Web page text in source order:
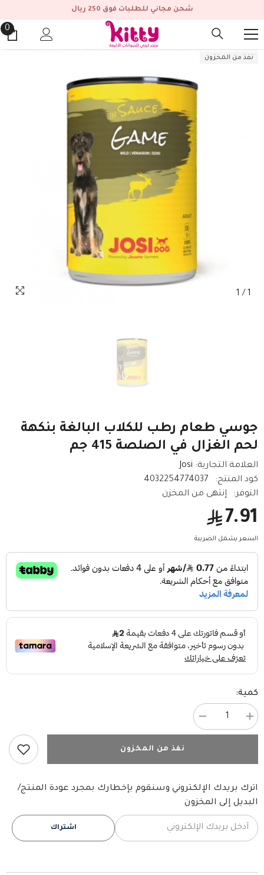
شحن مجاني للطلبات فوق 250 ريال
0
0
نفذ من المخزون
1
/
1
جوسي طعام رطب للكلاب البالغة بنكهة
لحم الغزال في الصلصة 415 جم
العلامة التجارية: Josi
كود المنتج:
4032254774037
التوفر:
إنتهى من المخزن
7.91
السعر يشمل الضريبة
كمية:
تقليل
الكمية
جوسي
رطب
البالغة
بنكهة
لحم
الغزال
في
الصلصة
زيادة
الكمية
رطب
البالغة
بنكهة
لحم
الغزال
في
الصلصة
نفذ من المخزون
اترك بريدك الإلكتروني وسنقوم بإخطارك بمجرد عودة المنتج/
البديل إلى المخزون
اشتراك